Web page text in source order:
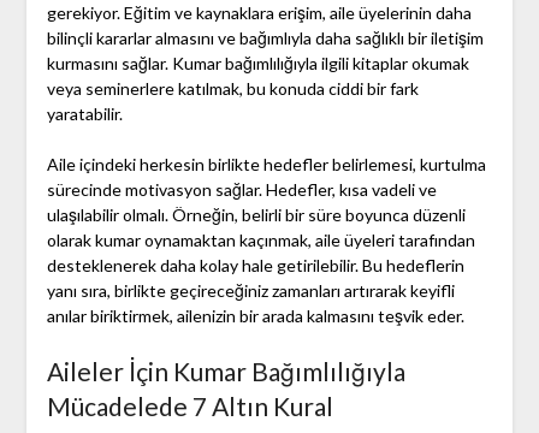
gerekiyor. Eğitim ve kaynaklara erişim, aile üyelerinin daha
bilinçli kararlar almasını ve bağımlıyla daha sağlıklı bir iletişim
kurmasını sağlar. Kumar bağımlılığıyla ilgili kitaplar okumak
veya seminerlere katılmak, bu konuda ciddi bir fark
yaratabilir.
Aile içindeki herkesin birlikte hedefler belirlemesi, kurtulma
sürecinde motivasyon sağlar. Hedefler, kısa vadeli ve
ulaşılabilir olmalı. Örneğin, belirli bir süre boyunca düzenli
olarak kumar oynamaktan kaçınmak, aile üyeleri tarafından
desteklenerek daha kolay hale getirilebilir. Bu hedeflerin
yanı sıra, birlikte geçireceğiniz zamanları artırarak keyifli
anılar biriktirmek, ailenizin bir arada kalmasını teşvik eder.
Aileler İçin Kumar Bağımlılığıyla
Mücadelede 7 Altın Kural